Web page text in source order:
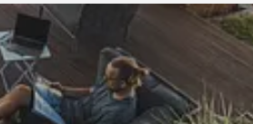
Traufbleche
Packmaße
Trusted Shops
4,81/ 5